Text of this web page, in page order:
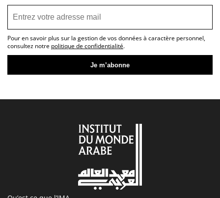
Pour en savoir plus sur la gestion de vos données à caractère personnel,
consultez notre politique de confidentialité.